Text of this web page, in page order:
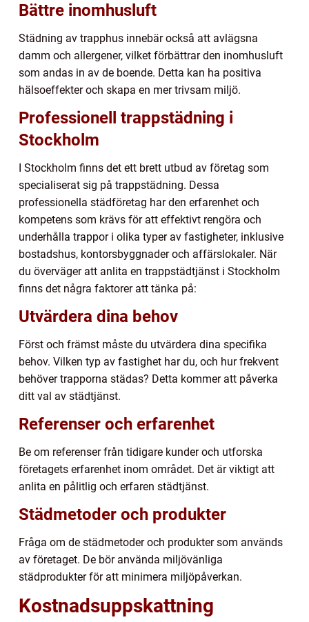
Bättre inomhusluft
Städning av trapphus innebär också att avlägsna
damm och allergener, vilket förbättrar den inomhusluft
som andas in av de boende. Detta kan ha positiva
hälsoeffekter och skapa en mer trivsam miljö.
Professionell trappstädning i
Stockholm
I Stockholm finns det ett brett utbud av företag som
specialiserat sig på trappstädning. Dessa
professionella städföretag har den erfarenhet och
kompetens som krävs för att effektivt rengöra och
underhålla trappor i olika typer av fastigheter, inklusive
bostadshus, kontorsbyggnader och affärslokaler. När
du överväger att anlita en trappstädtjänst i Stockholm
finns det några faktorer att tänka på:
Utvärdera dina behov
Först och främst måste du utvärdera dina specifika
behov. Vilken typ av fastighet har du, och hur frekvent
behöver trapporna städas? Detta kommer att påverka
ditt val av städtjänst.
Referenser och erfarenhet
Be om referenser från tidigare kunder och utforska
företagets erfarenhet inom området. Det är viktigt att
anlita en pålitlig och erfaren städtjänst.
Städmetoder och produkter
Fråga om de städmetoder och produkter som används
av företaget. De bör använda miljövänliga
städprodukter för att minimera miljöpåverkan.
Kostnadsuppskattning